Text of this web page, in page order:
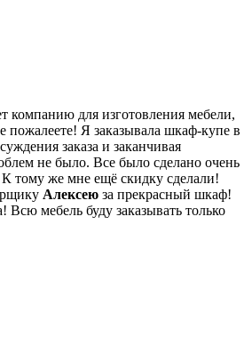
компанию для изготовления мебели,
Я заказывала шкаф-купе в
заказа и заканчивая
не было. Все было сделано очень
тому же мне ещё скидку сделали!
Алексею за прекрасный шкаф!
Всю мебель буду заказывать только